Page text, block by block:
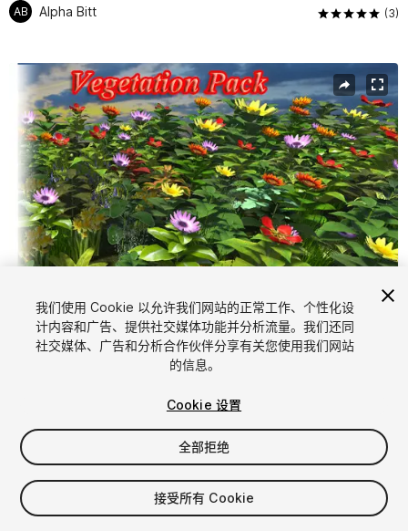
AB Alpha Bitt (3)
当前幻灯片：1 / 10
1 10
$4.99
我们使用 Cookie 以允许我们网站的正常工作、个性化设
计内容和广告、提供社交媒体功能并分析流量。我们还同
社交媒体、广告和分析合作伙伴分享有关您使用我们网站
的信息。
Cookie 设置
全部拒绝
接受所有 Cookie